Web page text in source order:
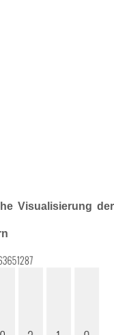
Visualisierung der